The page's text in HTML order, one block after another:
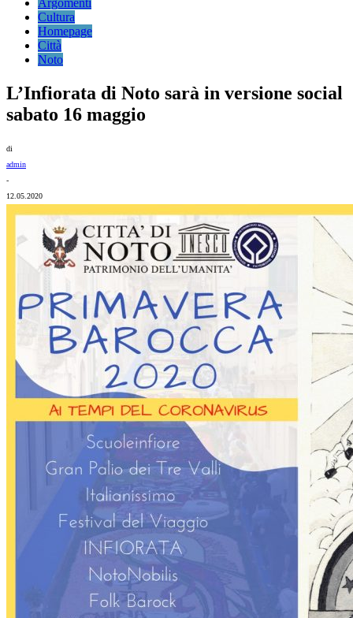
Argomenti
Cultura
Homepage
Città
Noto
L’Infiorata di Noto sarà in versione social
sabato 16 maggio
di
admin
-
12.05.2020